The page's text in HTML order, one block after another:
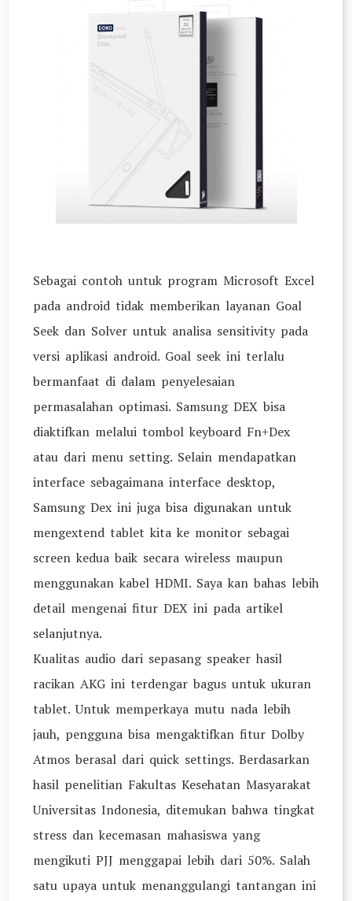
Sebagai contoh untuk program Microsoft Excel
pada android tidak memberikan layanan Goal
Seek dan Solver untuk analisa sensitivity pada
versi aplikasi android. Goal seek ini terlalu
bermanfaat di dalam penyelesaian
permasalahan optimasi. Samsung DEX bisa
diaktifkan melalui tombol keyboard Fn+Dex
atau dari menu setting. Selain mendapatkan
interface sebagaimana interface desktop,
Samsung Dex ini juga bisa digunakan untuk
mengextend tablet kita ke monitor sebagai
screen kedua baik secara wireless maupun
menggunakan kabel HDMI. Saya kan bahas lebih
detail mengenai fitur DEX ini pada artikel
selanjutnya.
Kualitas audio dari sepasang speaker hasil
racikan AKG ini terdengar bagus untuk ukuran
tablet. Untuk memperkaya mutu nada lebih
jauh, pengguna bisa mengaktifkan fitur Dolby
Atmos berasal dari quick settings. Berdasarkan
hasil penelitian Fakultas Kesehatan Masyarakat
Universitas Indonesia, ditemukan bahwa tingkat
stress dan kecemasan mahasiswa yang
mengikuti PJJ menggapai lebih dari 50%. Salah
satu upaya untuk menanggulangi tantangan ini